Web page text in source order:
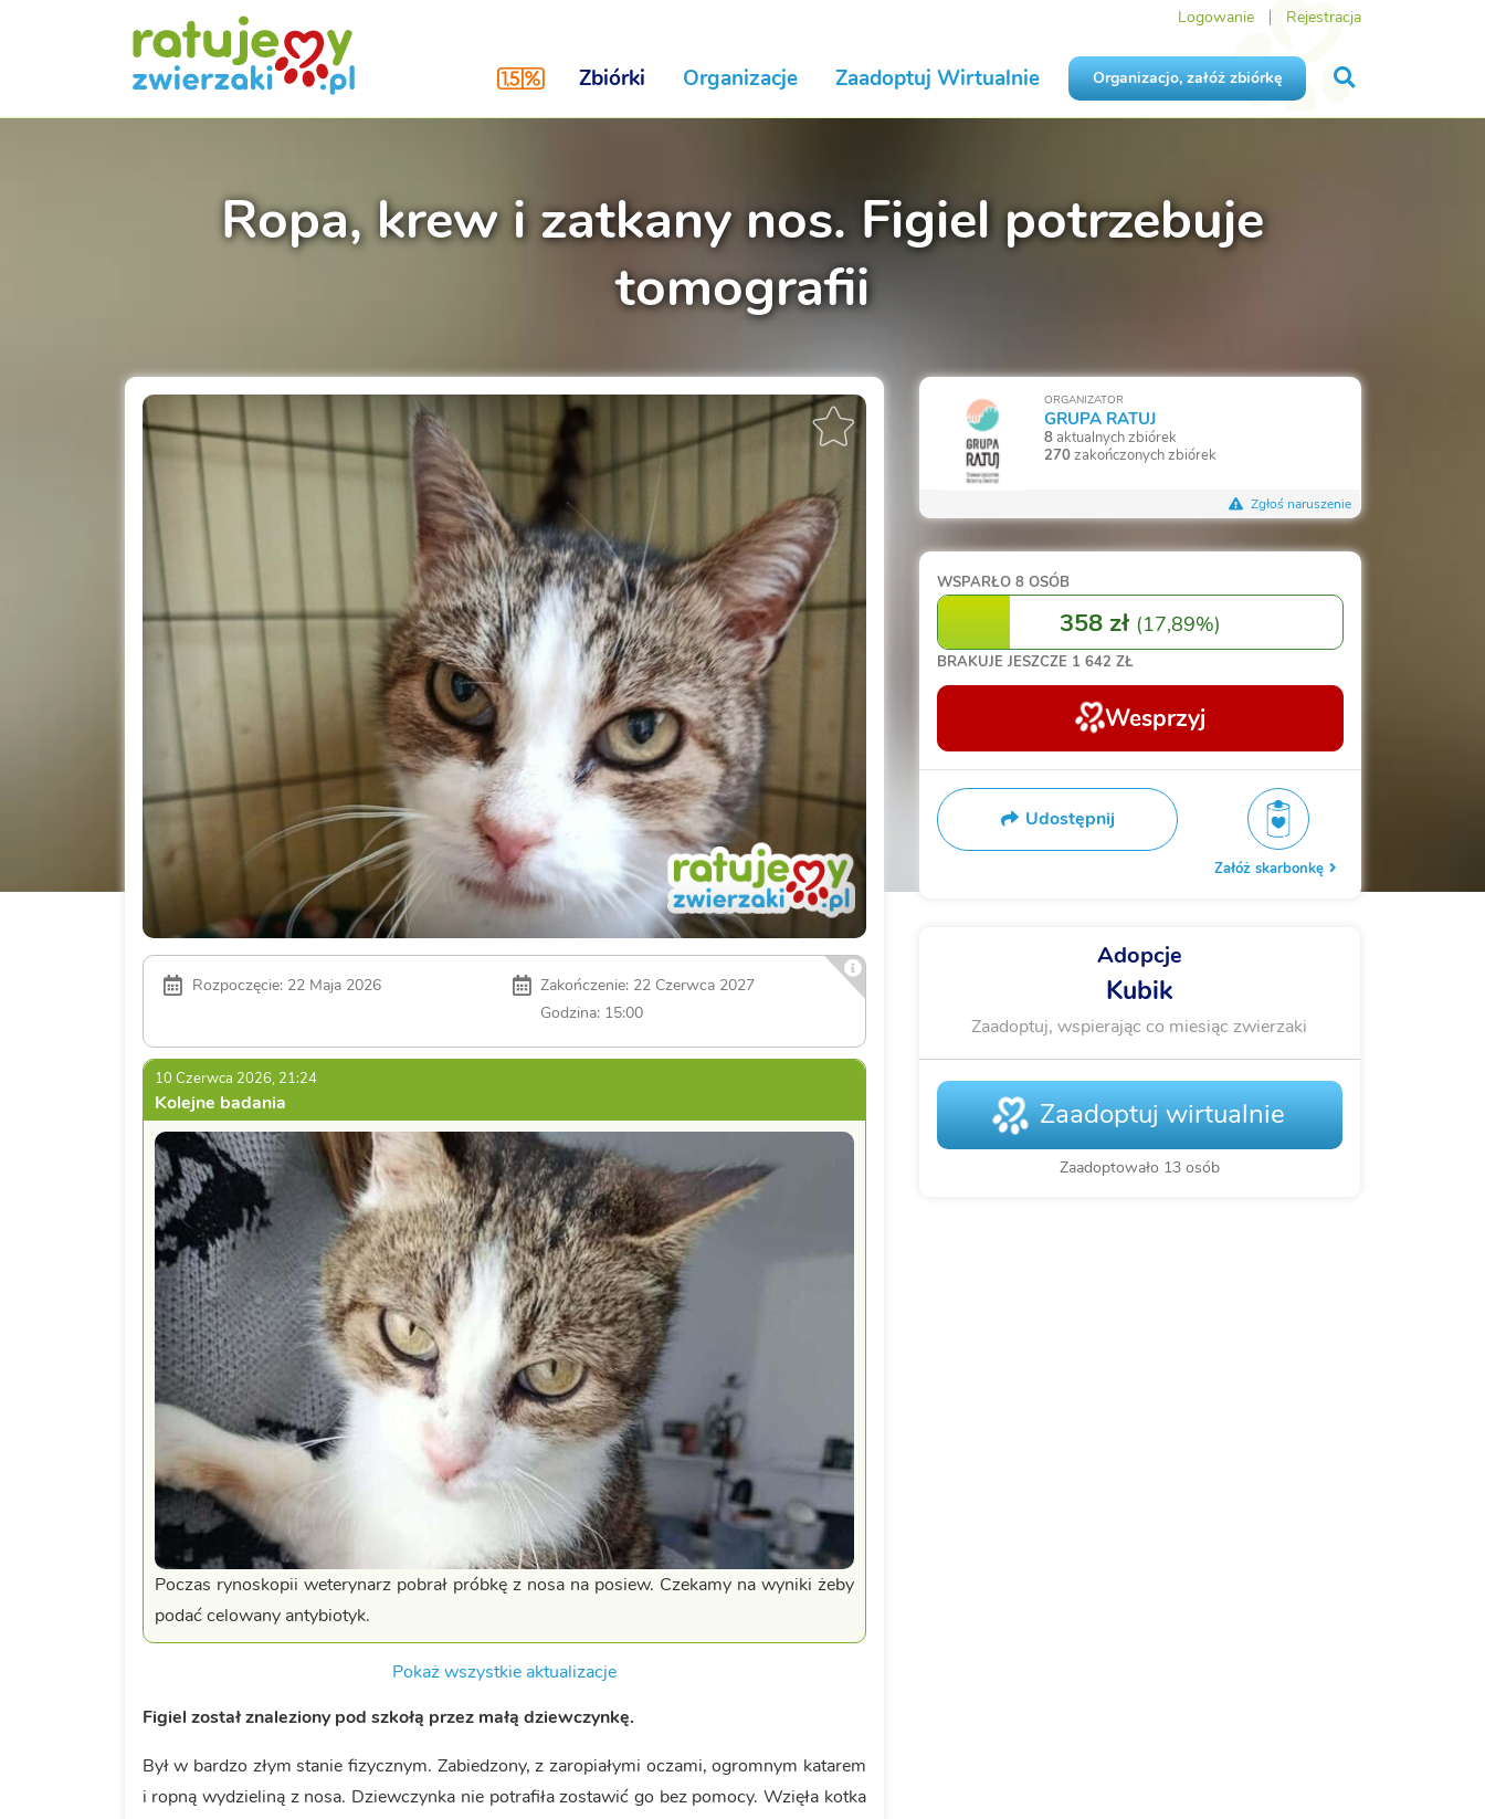
Logowanie Rejestracja
Zbiórki Organizacje Zaadoptuj Wirtualnie Organizacjo, załóż zbiórkę
Ropa, krew i zatkany nos. Figiel potrzebuje
tomografii
Rozpoczęcie: 22 Maja 2026
Zakończenie: 22 Czerwca 2027
Godzina: 15:00
10 Czerwca 2026, 21:24
Kolejne badania
Poczas rynoskopii weterynarz pobrał próbkę z nosa na posiew. Czekamy na wyniki żeby
podać celowany antybiotyk.
Pokaż wszystkie aktualizacje
Figiel został znaleziony pod szkołą przez małą dziewczynkę.
Był w bardzo złym stanie fizycznym. Zabiedzony, z zaropiałymi oczami, ogromnym katarem
i ropną wydzieliną z nosa. Dziewczynka nie potrafiła zostawić go bez pomocy. Wzięła kotka
ORGANIZATOR
GRUPA RATUJ
8aktualnych zbiórek
270zakończonych zbiórek
Zgłoś naruszenie
WSPARŁO 8 OSÓB
358 zł (17,89%)
BRAKUJE JESZCZE 1 642 ZŁ
Wesprzyj
Udostępnij
Załóż skarbonkę
Adopcje
Kubik
Zaadoptuj, wspierając co miesiąc zwierzaki
Zaadoptuj wirtualnie
Zaadoptowało 13 osób